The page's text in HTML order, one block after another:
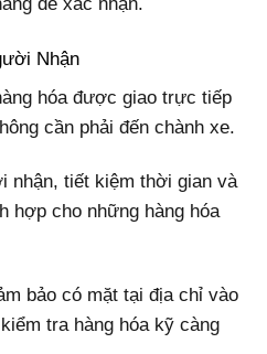
để xác nhận.
Nhận
hóa được giao trực tiếp
cần phải đến chành xe.
nhận, tiết kiệm thời gian và
hợp cho những hàng hóa
bảo có mặt tại địa chỉ vào
tra hàng hóa kỹ càng